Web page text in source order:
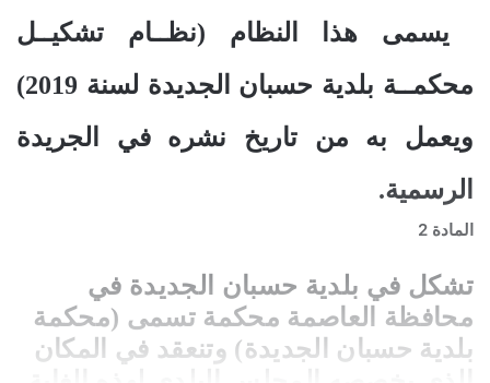
يسمى هذا النظام (نظــام تشكيــل
محكمــة بلدية حسبان الجديدة لسنة 2019)
ويعمل به من تاريخ نشره في الجريدة
الرسمية.
المادة 2
تشكل في بلدية حسبان الجديدة في
محافظة العاصمة محكمة تسمى (محكمة
بلدية حسبان الجديدة) وتنعقد في المكان